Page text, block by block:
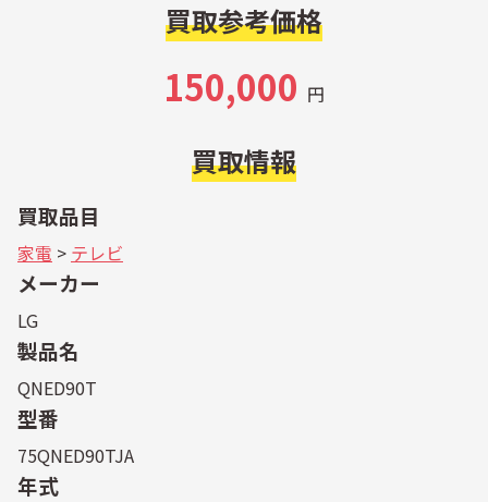
買取参考価格
150,000 円
買取情報
買取品目
家電 > テレビ
メーカー
LG
製品名
QNED90T
型番
75QNED90TJA
年式